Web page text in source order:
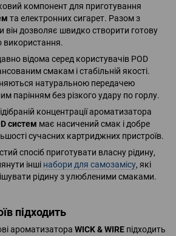
компонент для приготування
та електронних сигарет. Разом з
дозволяє швидко створити готову
використання.
відома серед користувачів POD
смакам і стабільній якості.
натуральною передачею
парінням без різкого удару по горлу.
концентрації ароматизатора
систем має насичений смак і добре
сучасних картриджних пристроїв.
спосіб приготувати власну рідину,
інші набори для самозамісу, які
рідину з улюбленими смаками.
підходить
ароматизатора WICK & WIRE підходить